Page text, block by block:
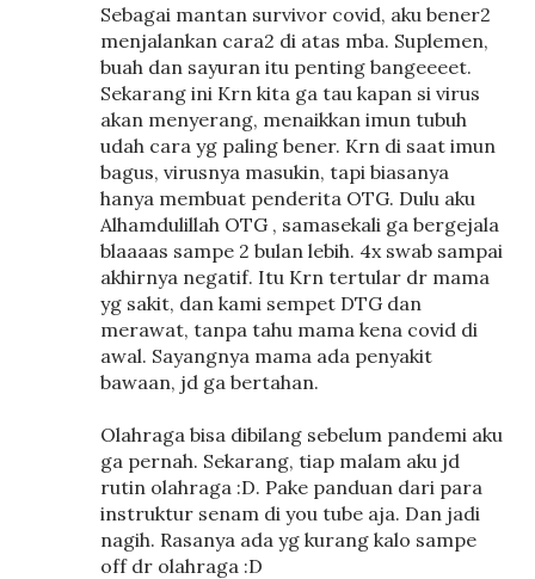
Sebagai mantan survivor covid, aku bener2
menjalankan cara2 di atas mba. Suplemen,
buah dan sayuran itu penting bangeeeet.
Sekarang ini Krn kita ga tau kapan si virus
akan menyerang, menaikkan imun tubuh
udah cara yg paling bener. Krn di saat imun
bagus, virusnya masukin, tapi biasanya
hanya membuat penderita OTG. Dulu aku
Alhamdulillah OTG , samasekali ga bergejala
blaaaas sampe 2 bulan lebih. 4x swab sampai
akhirnya negatif. Itu Krn tertular dr mama
yg sakit, dan kami sempet DTG dan
merawat, tanpa tahu mama kena covid di
awal. Sayangnya mama ada penyakit
bawaan, jd ga bertahan.
Olahraga bisa dibilang sebelum pandemi aku
ga pernah. Sekarang, tiap malam aku jd
rutin olahraga :D. Pake panduan dari para
instruktur senam di you tube aja. Dan jadi
nagih. Rasanya ada yg kurang kalo sampe
off dr olahraga :D